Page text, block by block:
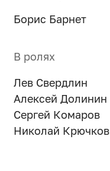
Борис Барнет
В ролях
Лев Свердлин
Алексей Долинин
Сергей Комаров
Николай Крючков